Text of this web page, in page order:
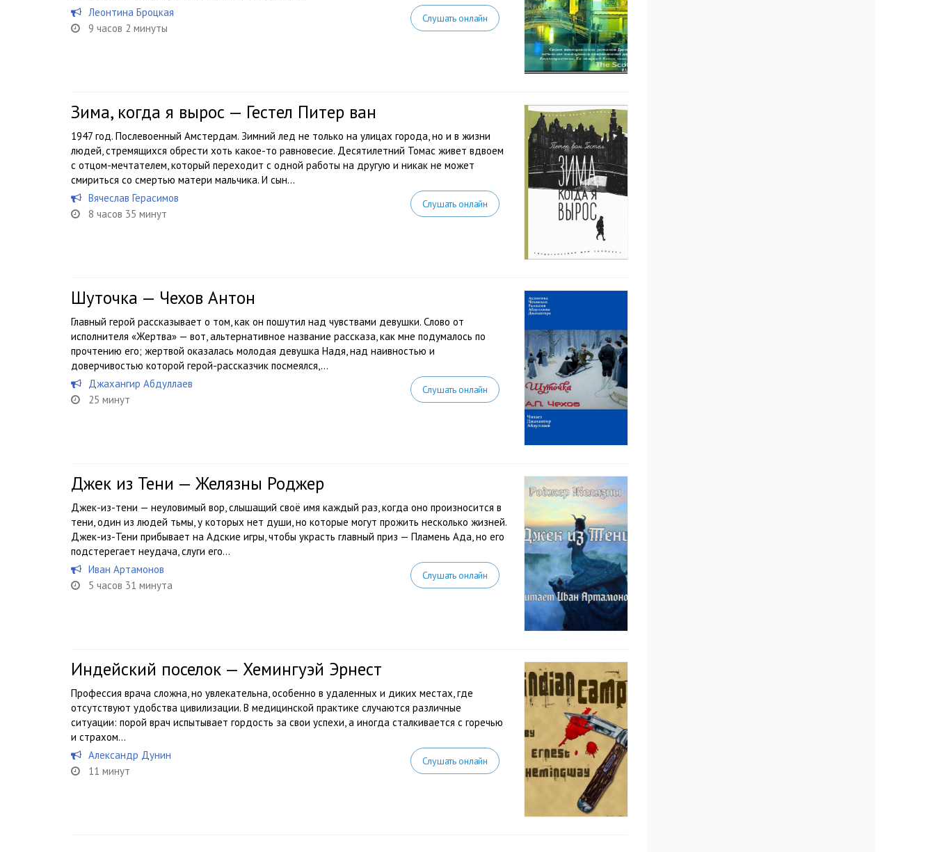
Леонтина Броцкая
9 часов 2 минуты
Слушать онлайн
Зима, когда я вырос — Гестел Питер ван
1947 год. Послевоенный Амстердам. Зимний лед не только на улицах города, но и в жизни
людей, стремящихся обрести хоть какое-то равновесие. Десятилетний Томас живет вдвоем
с отцом-мечтателем, который переходит с одной работы на другую и никак не может
смириться со смертью матери мальчика. И сын...
Вячеслав Герасимов
8 часов 35 минут
Слушать онлайн
Шуточка — Чехов Антон
Главный герой рассказывает о том, как он пошутил над чувствами девушки. Слово от
исполнителя «Жертва» — вот, альтернативное название рассказа, как мне подумалось по
прочтению его; жертвой оказалась молодая девушка Надя, над наивностью и
доверчивостью которой герой-рассказчик посмеялся,...
Джахангир Абдуллаев
25 минут
Слушать онлайн
Джек из Тени — Желязны Роджер
Джек-из-тени — неуловимый вор, слышащий своё имя каждый раз, когда оно произносится в
тени, один из людей тьмы, у которых нет души, но которые могут прожить несколько жизней.
Джек-из-Тени прибывает на Адские игры, чтобы украсть главный приз — Пламень Ада, но его
подстерегает неудача, слуги его...
Иван Артамонов
5 часов 31 минута
Слушать онлайн
Индейский поселок — Хемингуэй Эрнест
Профессия врача сложна, но увлекательна, особенно в удаленных и диких местах, где
отсутствуют удобства цивилизации. В медицинской практике случаются различные
ситуации: порой врач испытывает гордость за свои успехи, а иногда сталкивается с горечью
и страхом…
Александр Дунин
11 минут
Слушать онлайн